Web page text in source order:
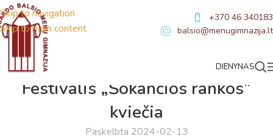
Skip to navigation
Skip to main content
+370 46 340183
balsio@menugimnazija.lt
DIENYNAS
Festivalis „Šokančios rankos”
kviečia
Paskelbta 2024-02-13